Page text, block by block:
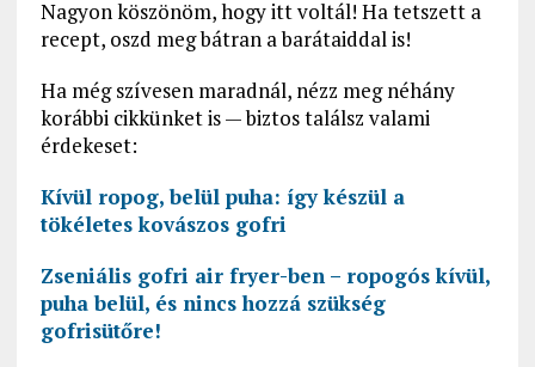
Nagyon köszönöm, hogy itt voltál! Ha tetszett a
recept, oszd meg bátran a barátaiddal is!
Ha még szívesen maradnál, nézz meg néhány
korábbi cikkünket is — biztos találsz valami
érdekeset:
Kívül ropog, belül puha: így készül a
tökéletes kovászos gofri
Zseniális gofri air fryer-ben – ropogós kívül,
puha belül, és nincs hozzá szükség
gofrisütőre!